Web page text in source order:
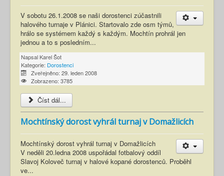
V sobotu 26.1.2008 se naši dorostenci zúčastnili
halového turnaje v Plánici. Startovalo zde osm týmů,
hrálo se systémem každý s každým. Mochtín prohrál jen
jednou a to s posledním...
Napsal Karel Šot
Kategorie: Dorostenci
Zveřejněno: 29. leden 2008
Zobrazeno: 3785
Číst dál...
Mochtínský dorost vyhrál turnaj v Domažlicích
Mochtínský dorost vyhrál turnaj v Domažlicích
V neděli 20.ledna 2008 uspořádal fotbalový oddíl
Slavoj Koloveč turnaj v halové kopané dorostenců. Proběhl
ve...